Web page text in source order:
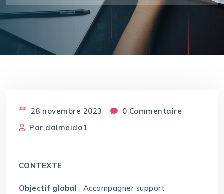
28 novembre 2023
0 Commentaire
Par dalmeida1
CONTEXTE
Objectif global : Accompagner support